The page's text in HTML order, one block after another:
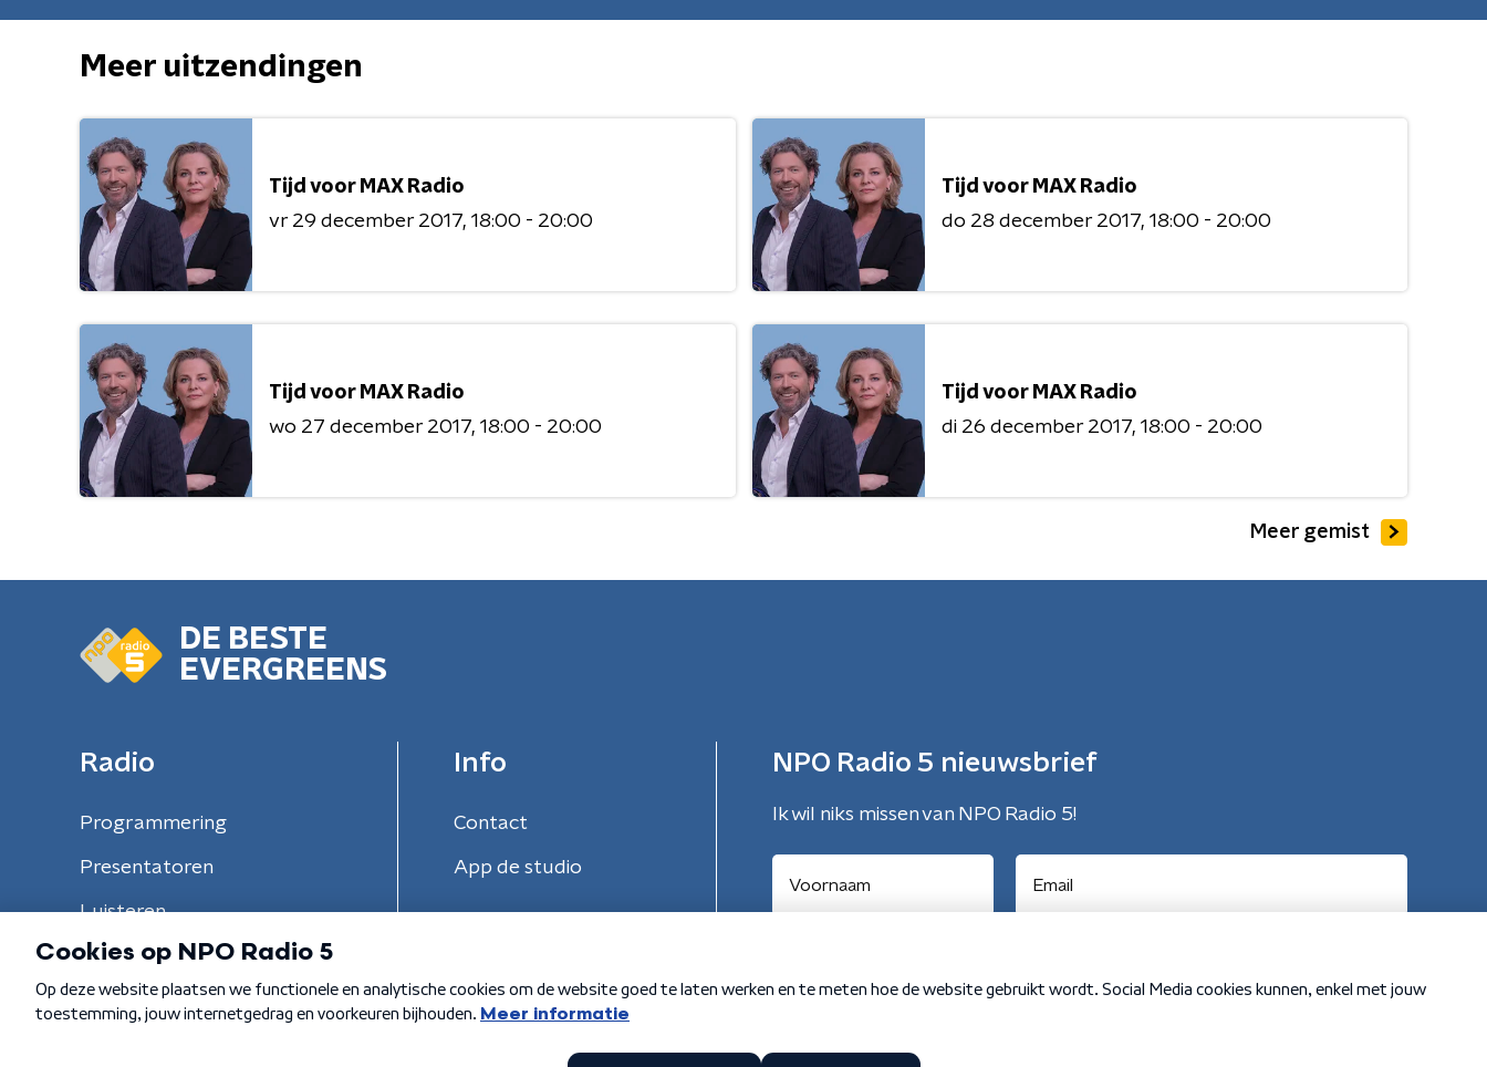
Meer uitzendingen
Tijd voor MAX Radio
vr 29 december 2017 18:00 - 20:00
Tijd voor MAX Radio
do 28 december 2017 18:00 - 20:00
Tijd voor MAX Radio
wo 27 december 2017 18:00 - 20:00
Tijd voor MAX Radio
di 26 december 2017 18:00 - 20:00
Meer gemist
DE BESTE
EVERGREENS
Radio
Programmering
Presentatoren
Luisteren
Info
Contact
App de studio
NPO Radio 5 nieuwsbrief
Ik wil niks missen van NPO Radio 5!
Algemene voorwaarden Privacybeleid